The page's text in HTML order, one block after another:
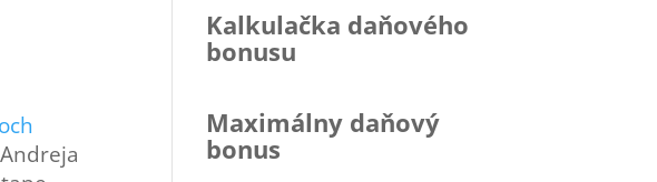
Kalkulačka daňového
bonusu
Maximálny daňový
bonus